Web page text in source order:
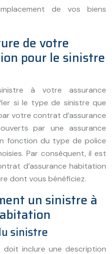
de vos biens
de votre
pour le sinistre
à votre assurance
si le type de sinistre que
votre contrat d’assurance
par une assurance
fonction du type de police
Par conséquent, il est
d’assurance habitation
dont vous bénéficiez.
un sinistre à
sinistre
doit inclure une description